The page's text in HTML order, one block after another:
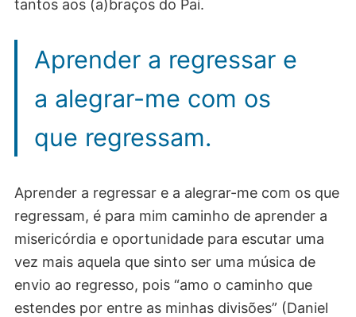
tantos aos (a)braços do Pai.
Aprender a regressar e
a alegrar-me com os
que regressam.
Aprender a regressar e a alegrar-me com os que
regressam, é para mim caminho de aprender a
misericórdia e oportunidade para escutar uma
vez mais aquela que sinto ser uma música de
envio ao regresso, pois “amo o caminho que
estendes por entre as minhas divisões” (Daniel